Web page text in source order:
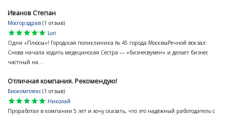
Иванов Степан
Мосгорздрав (1 отзыв)
star
star
star
star
star
Lori
Одни «Плюсы»! Городская поликлиника № 45 города МосквыРечной вокзал:
Снова начала ходить медецинская Сестра — «бизнесвумен» и делает бизнес
частный на...
Отличная компания. Рекомендую!
Биокомплекс (1 отзыв)
star
star
star
star
star
Николай
Проработал в компании 5 лет и хочу сказать, что это надёжный работодатель с